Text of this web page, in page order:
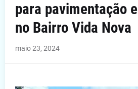
para pavimentação
no Bairro Vida Nova
maio 23, 2024